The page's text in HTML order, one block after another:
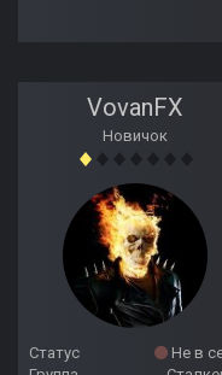
VovanFX
Новичок
Статус
Не в